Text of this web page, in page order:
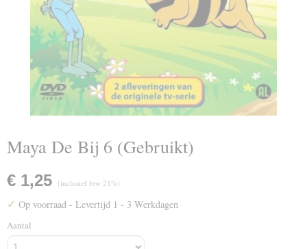
Maya De Bij 6 (Gebruikt)
€ 1,25 (inclusief btw 21%)
✓ Op voorraad - Levertijd 1 - 3 Werkdagen
Aantal